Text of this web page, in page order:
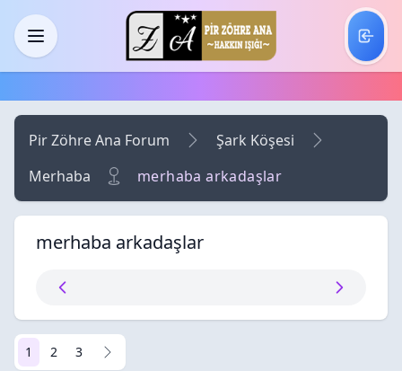
Skip to main content
Menü
Pir Zöhre Ana Forum
Şark Köşesi
Merhaba
merhaba arkadaşlar
merhaba arkadaşlar
1 2 3